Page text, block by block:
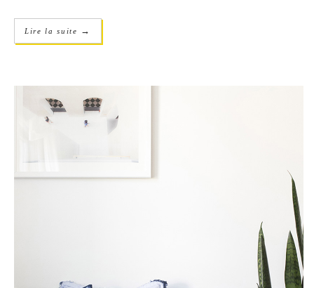
Lire la suite →